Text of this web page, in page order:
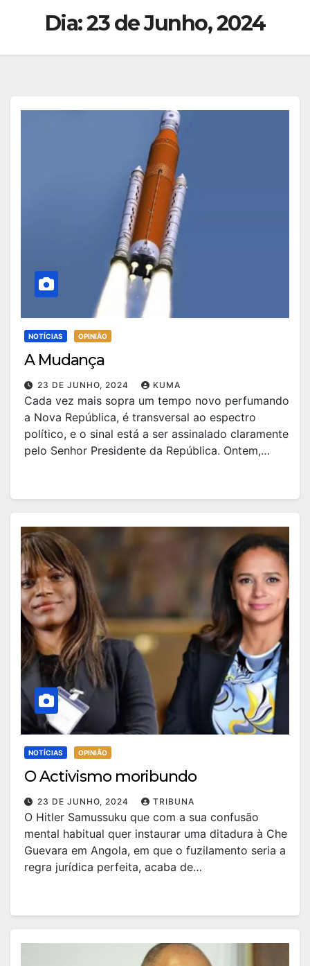
Dia:23 de Junho, 2024
NOTÍCIAS OPINIÃO
A Mudança
23 DE JUNHO, 2024 KUMA
Cada vez mais sopra um tempo novo perfumando
a Nova República, é transversal ao espectro
político, e o sinal está a ser assinalado claramente
pelo Senhor Presidente da República. Ontem,…
NOTÍCIAS OPINIÃO
O Activismo moribundo
23 DE JUNHO, 2024 TRIBUNA
O Hitler Samussuku que com a sua confusão
mental habitual quer instaurar uma ditadura à Che
Guevara em Angola, em que o fuzilamento seria a
regra jurídica perfeita, acaba de…